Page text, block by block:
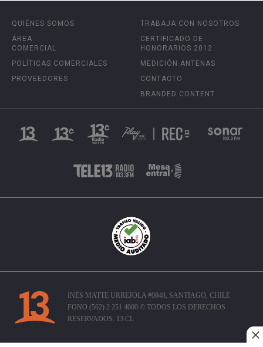
QUIÉNES SOMOS
ÁREA
COMERCIAL
POLÍTICAS COMERCIALES
PROVEEDORES
TRABAJA CON NOSOTROS
CERTIFICADO DE
HONORARIOS 2012
MEDICIÓN ANTENAS
CONTACTO
BRANDED CONTENT
INÉS MATTE URREJOLA #0848, SANTIAGO, CHILE
FONO (562) 2 251 4000 © TODOS LOS DERECHOS
RESERVADOS. 13.CL